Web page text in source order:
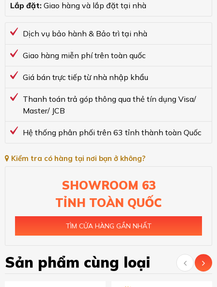
Lắp đặt: Giao hàng và lắp đặt tại nhà
Dịch vụ bảo hành & Bảo trì tại nhà
Giao hàng miễn phí trên toàn quốc
Giá bán trực tiếp từ nhà nhập khẩu
Thanh toán trả góp thông qua thẻ tín dụng Visa/
Master/ JCB
Hệ thống phân phối trên 63 tỉnh thành toàn Quốc
Kiểm tra có hàng tại nơi bạn ở không?
SHOWROOM 63
TỈNH TOÀN QUỐC
TÌM CỬA HÀNG GẦN NHẤT
Sản phẩm cùng loại